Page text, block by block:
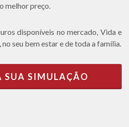
melhor preço.
disponíveis no mercado, Vida e
no seu bem estar e de toda a família.
SUA SIMULAÇÃO